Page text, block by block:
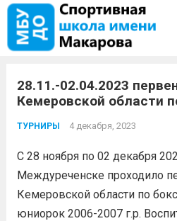
28.11.-02.04.2023
Кемеровской области
ТУРНИРЫ 4 декабря, 2023
С 28 ноября по 02 декабря
Междуреченске проходило
Кемеровской области по
юниорок 2006-2007 г.р.